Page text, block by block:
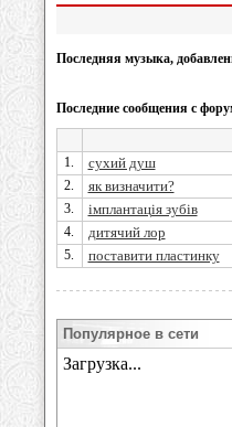
Последняя музыка,
Последние сообщения с
1. сухий душ
2. як визначити?
3. імплантація зубів
4. дитячий лор
5. поставити пластинку
Популярное в сети